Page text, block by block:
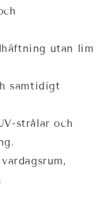
utan lim
samtidigt
strålar och